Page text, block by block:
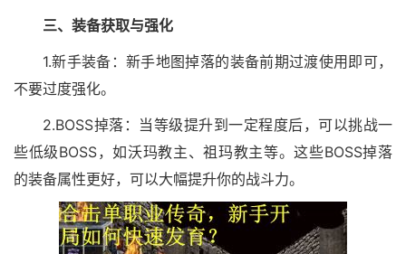
三、装备获取与强化
1.新手装备：新手地图掉落的装备前期过渡使用即可，
不要过度强化。
2.BOSS掉落：当等级提升到一定程度后，可以挑战一
些低级BOSS，如沃玛教主、祖玛教主等。这些BOSS掉落
的装备属性更好，可以大幅提升你的战斗力。